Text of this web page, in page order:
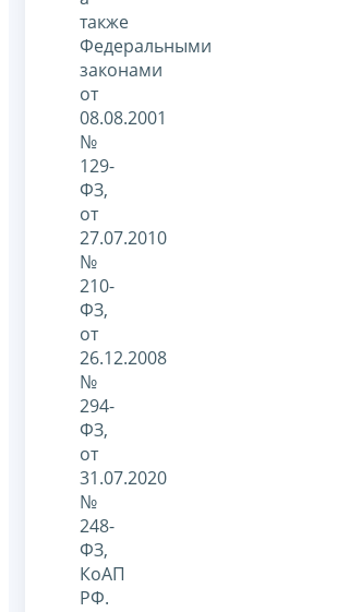
также
Федеральными
законами
от
08.08.2001
№
129-
ФЗ,
от
27.07.2010
№
210-
ФЗ,
от
26.12.2008
№
294-
ФЗ,
от
31.07.2020
№
248-
ФЗ,
КоАП
РФ.